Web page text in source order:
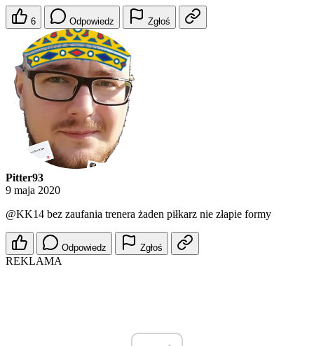
6 Odpowiedz Zgłoś
Pitter93
9 maja 2020
@KK14 bez zaufania trenera żaden piłkarz nie złapie formy
Odpowiedz Zgłoś
REKLAMA